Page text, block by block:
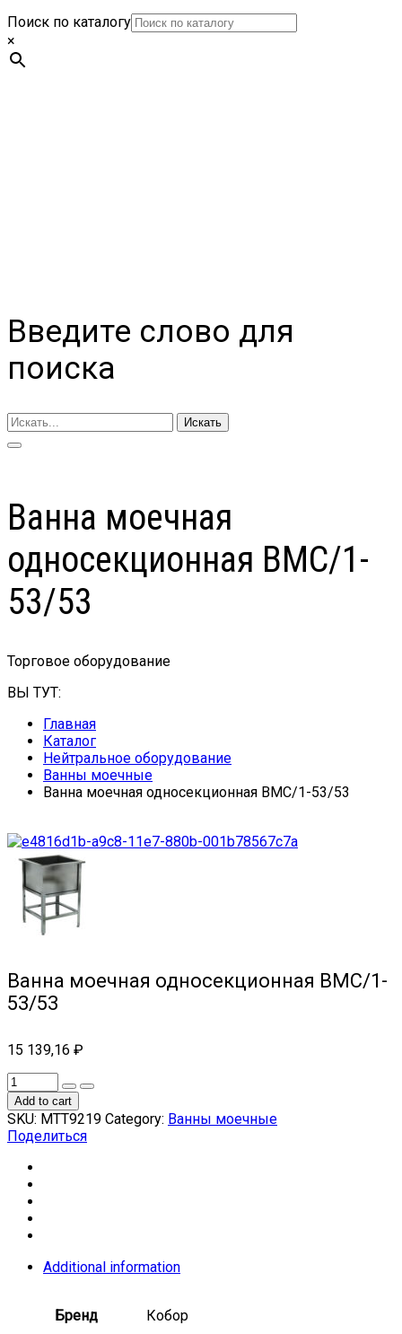
Поиск по каталогу
×
Введите слово для
поиска
Искать
Ванна моечная
односекционная ВМС/1-
53/53
Торговое оборудование
ВЫ ТУТ:
Главная
Каталог
Нейтральное оборудование
Ванны моечные
Ванна моечная односекционная ВМС/1-53/53
Ванна моечная односекционная ВМС/1-
53/53
15 139,16 ₽
Add to cart
SKU: МТТ9219 Category: Ванны моечные
Поделиться
Additional information
Бренд Кобор